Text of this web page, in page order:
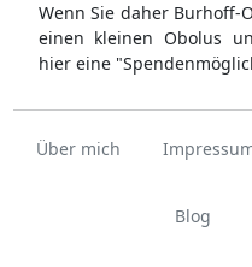
Wenn Sie daher
einen kleinen Obolus
hier eine
Über mich
Blog